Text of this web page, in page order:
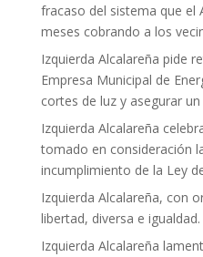
fracaso del sistema que el
meses cobrando a los
Izquierda Alcalareña pide
Empresa Municipal de
cortes de luz y asegurar
Izquierda Alcalareña
tomado en consideración
incumplimiento de la Ley
Izquierda Alcalareña, con
libertad, diversa e igualdad.
Izquierda Alcalareña